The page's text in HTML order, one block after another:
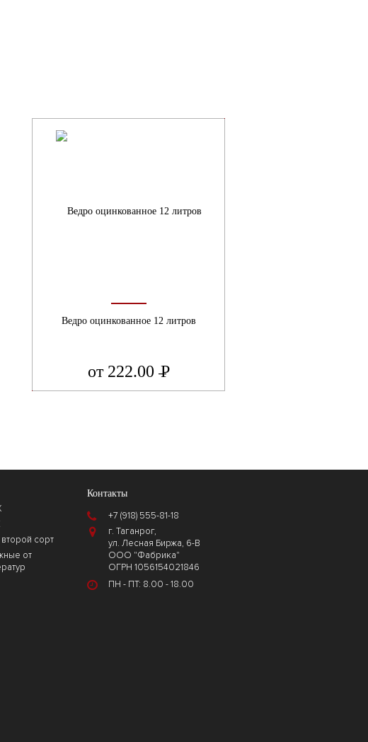
Ведро оцинкованное 12 литров
от 222.00 Р
УБ.
сорт
от
Контакты
+7 (918) 555-81-18
г. Таганрог,
ул. Лесная Биржа, 6-В
ООО "Фабрика"
ОГРН 1056154021846
ПН - ПТ: 8.00 - 18.00